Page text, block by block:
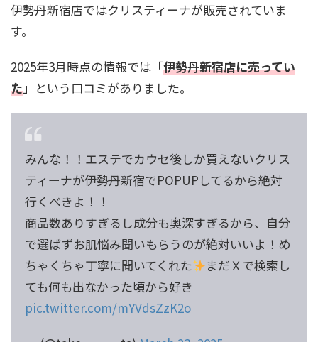
伊勢丹新宿店ではクリスティーナが販売されていま
す。
2025年3月時点の情報では「伊勢丹新宿店に売ってい
た」という口コミがありました。
みんな！！エステでカウセ後しか買えないクリス
ティーナが伊勢丹新宿でPOPUPしてるから絶対
行くべきよ！！
商品数ありすぎるし成分も奥深すぎるから、自分
で選ばずお肌悩み聞いもらうのが絶対いいよ！め
ちゃくちゃ丁寧に聞いてくれた
まだＸで検索し
ても何も出なかった頃から好き
pic.twitter.com/mYVdsZzK2o